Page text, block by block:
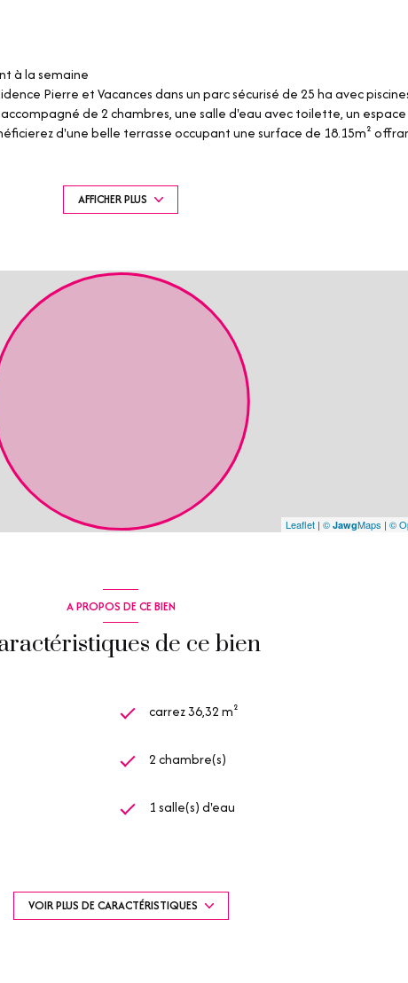
à la semaine
Pierre et Vacances dans un parc sécurisé de 25 ha avec
de 2 chambres, une salle d'eau avec toilette, un espace
d'une belle terrasse occupant une surface de 18.15m²
ce bien est exposé sont disponibles sur le site Géorisques :
AFFICHER PLUS
Leaflet| © JawgMaps | ©
A PROPOS DE CE BIEN
de ce bien
carrez 36,32 m²
2 chambre(s)
1 salle(s) d'eau
exposition Est
VOIR PLUS DE CARACTÉRISTIQUES